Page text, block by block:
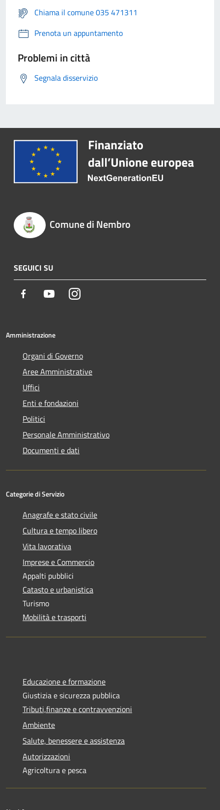
Chiama il comune 035 471311
Prenota un appuntamento
Problemi in città
Segnala disservizio
Comune di Nembro
SEGUICI SU
Facebook YoutubeInstagram
Amministrazione
Organi di Governo
Aree Amministrative
Uffici
Enti e fondazioni
Politici
Personale Amministrativo
Documenti e dati
Categorie di Servizio
Anagrafe e stato civile
Cultura e tempo libero
Vita lavorativa
Imprese e Commercio
Appalti pubblici
Catasto e urbanistica
Turismo
Mobilità e trasporti
Educazione e formazione
Giustizia e sicurezza pubblica
Tributi,finanze e contravvenzioni
Ambiente
Salute, benessere e assistenza
Autorizzazioni
Agricoltura e pesca